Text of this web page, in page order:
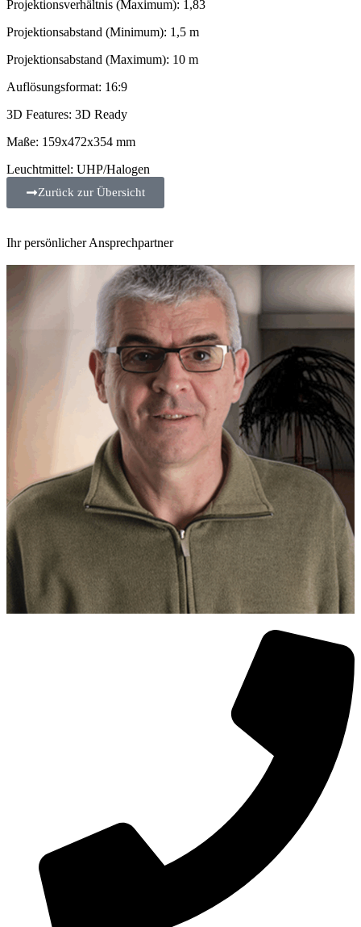
Projektionsverhältnis (Maximum): 1,83
Projektionsabstand (Minimum): 1,5 m
Projektionsabstand (Maximum): 10 m
Auflösungsformat: 16:9
3D Features: 3D Ready
Maße: 159x472x354 mm
Leuchtmittel: UHP/Halogen
Zurück zur Übersicht
Ihr persönlicher Ansprechpartner